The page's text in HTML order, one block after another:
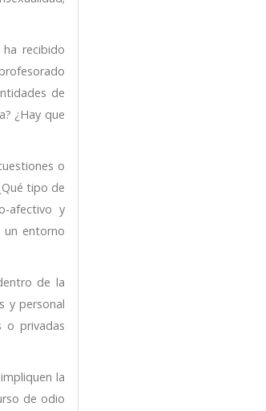
recibido
de
¿Hay que
o
tipo de
afectivo y
un entorno
de la
y personal
o privadas
la
de odio